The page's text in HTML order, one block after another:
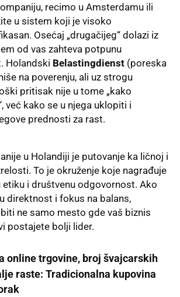
recimo u Amsterdamu ili
u sistem koji je visoko
Osećaj „drugačijeg“ dolazi iz
od vas zahteva potpunu
Holandski Belastingdienst (poreska
na poverenju, ali uz strogu
pritisak nije u tome „kako
već kako se u njega uklopiti i
prednosti za rast.
u Holandiji je putovanje ka ličnoj i
To je okruženje koje nagrađuje
etiku i društvenu odgovornost. Ako
direktnost i fokus na balans,
ne samo mesto gde vaš biznis
postajete bolji lider.
online trgovine, broj švajcarskih
raste: Tradicionalna kupovina